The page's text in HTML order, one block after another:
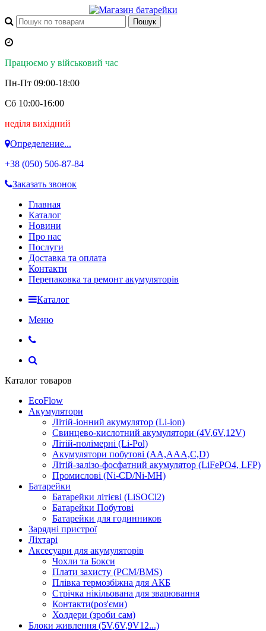
Працюємо у військовий час
Пн-Пт 09:00-18:00
Сб 10:00-16:00
неділя вихідний
Определение...
+38 (050) 506-87-84
Заказать звонок
Главная
Каталог
Новини
Про нас
Послуги
Доставка та оплата
Контакти
Перепаковка та ремонт акумуляторів
Каталог
Меню
Каталог товаров
EcoFlow
Акумулятори
Літій-іонний акумулятор (Li-ion)
Свинцево-кислотний акумулятори (4V,6V,12V)
Літій-полімерні (Li-Pol)
Акумулятори побутові (AA,AAA,C,D)
Літій-залізо-фосфатний акумулятор (LiFePO4, LFP)
Промислові (Ni-CD/Ni-MH)
Батарейки
Батарейки літієві (LiSOCl2)
Батарейки Побутові
Батарейки для годинников
Зарядні пристрої
Ліхтарі
Аксесуари для акумуляторів
Чохли та Бокси
Плати захисту (PCM/BMS)
Плівка термозбіжна для АКБ
Стрічка нікільована для зварювання
Контакти(роз'єми)
Холдери (зроби сам)
Блоки живлення (5V,6V,9V12...)